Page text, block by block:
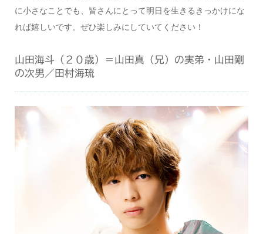
に小さなことでも、皆さんにとって明日を生きるきっかけにな
れば嬉しいです。ぜひ楽しみにしていてください！
山田海斗（２０歳）＝山田真（兄）の実弟・山田剛
の次男／田村海琉